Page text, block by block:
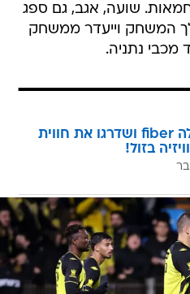
שועה, אגב, גם ספג
המשחק וייעדר ממשחק
מכבי נתניה.
הצטרפו לוואלה fiber ושדרגו את חווית
בזול!